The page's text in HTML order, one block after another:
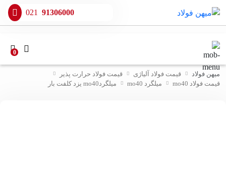
021 91306000
0
میهن فولاد قیمت فولاد آلیاژی
قیمت فولاد حرارت پذیر
قیمت فولاد mo40
میلگرد mo40 میلگردmo40 یزد کلفت بار